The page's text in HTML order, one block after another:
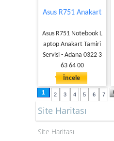
Asus R751 Anakart
Asus R751 Notebook L
aptop Anakart Tamiri
Servisi - Adana 0322 3
63 64 00
İncele
1 2 3 4 5 6 7
Site Haritası
Site Haritası